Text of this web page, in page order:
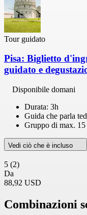
Tour guidato
Pisa: Biglietto
guidato e
Disponibile domani
Durata: 3h
Guida che parla
Gruppo di max. 15
Vedi ciò che è incluso
5 (2)
Da
88,92 USD
Combinazioni